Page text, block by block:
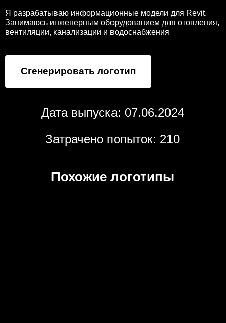
Я разрабатываю информационные модели для Revit.
Занимаюсь инженерным оборудованием для отопления,
вентиляции, канализации и водоснабжения
Сгенерировать логотип
Дата выпуска: 07.06.2024
Затрачено попыток: 210
Похожие логотипы